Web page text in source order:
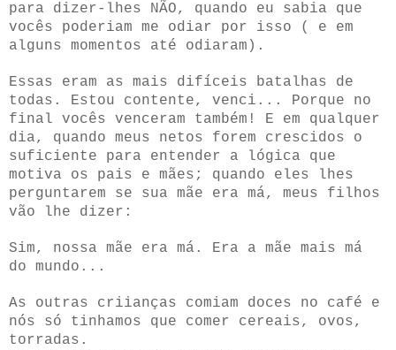
para dizer-lhes NÃO, quando eu sabia que
vocês poderiam me odiar por isso ( e em
alguns momentos até odiaram).
Essas eram as mais difíceis batalhas de
todas. Estou contente, venci... Porque no
final vocês venceram também! E em qualquer
dia, quando meus netos forem crescidos o
suficiente para entender a lógica que
motiva os pais e mães; quando eles lhes
perguntarem se sua mãe era má, meus filhos
vão lhe dizer:
Sim, nossa mãe era má. Era a mãe mais má
do mundo...
As outras criianças comiam doces no café e
nós só tinhamos que comer cereais, ovos,
torradas.